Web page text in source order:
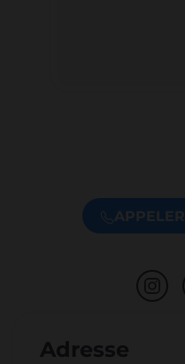
APPELER
Adresse